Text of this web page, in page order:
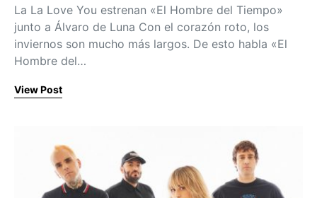
La La Love You estrenan «El Hombre del Tiempo»
junto a Álvaro de Luna Con el corazón roto, los
inviernos son mucho más largos. De esto habla «El
Hombre del…
View Post